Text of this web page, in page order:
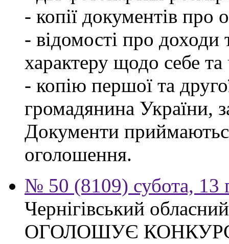
- копії документів про
- відомості про доходи
характеру щодо себе та
- копію першої та
громадянина України,
Документи
оголошення.
№ 50 (8109) субота, 13
Чернігівський
ОГОЛОШУЄ